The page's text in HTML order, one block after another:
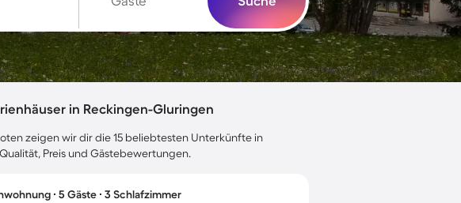
in Reckingen-Gluringen
zeigen wir dir die 15 beliebtesten Unterkünfte in
Preis und Gästebewertungen.
∙ 5 Gäste ∙ 3 Schlafzimmer